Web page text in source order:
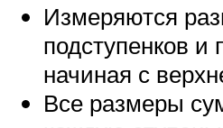
Измеряются
подступенков и
начиная с
Все размеры